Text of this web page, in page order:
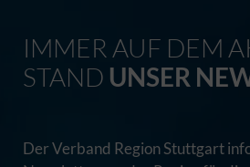
IMMER AUF DEM
STAND UNSER
Der Verband Region Stuttgart